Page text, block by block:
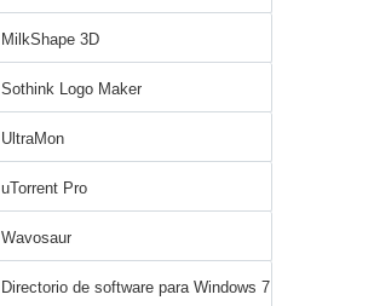
MilkShape 3D
Sothink Logo Maker
UltraMon
uTorrent Pro
Wavosaur
Directorio de software para Windows 7